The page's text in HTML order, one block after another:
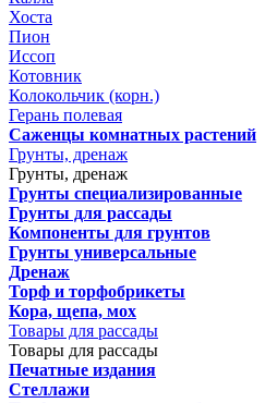
Хоста
Пион
Иссоп
Котовник
Колокольчик (корн.)
Герань полевая
Саженцы комнатных растений
Грунты, дренаж
Грунты, дренаж
Грунты специализированные
Грунты для рассады
Компоненты для грунтов
Грунты универсальные
Дренаж
Торф и торфобрикеты
Кора, щепа, мох
Товары для рассады
Товары для рассады
Печатные издания
Стеллажи